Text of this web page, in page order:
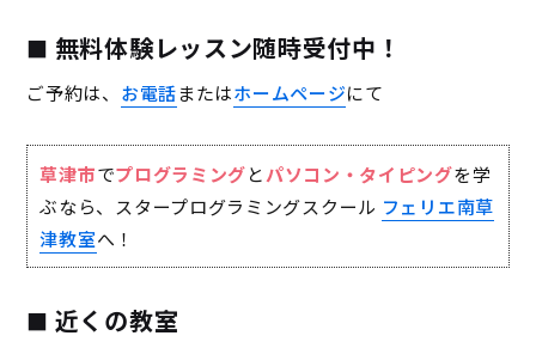
無料体験レッスン随時受付中！
ご予約は、 お電話またはホームページにて
草津市でプログラミングとパソコン・タイピングを学
ぶなら、スタープログラミングスクール フェリエ南草
津教室へ！
近くの教室